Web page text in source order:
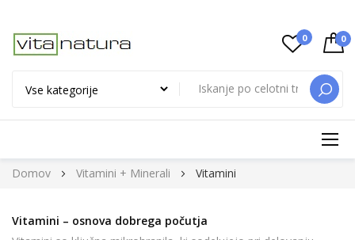
0 0
Preskoči
Domov Vitamini + Minerali Vitamini
Vitamini – osnova dobrega počutja